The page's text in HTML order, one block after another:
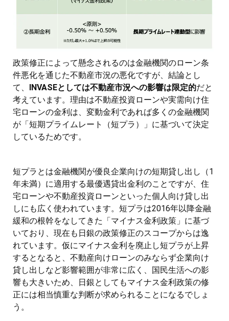
政策修正によって懸念されるのは金融機関のローン条
件悪化を通じた不動産市況の悪化ですが、結論とし
て、 INVASEとしては不動産市況への影響は限定的だと
考えています。理由は不動産投資ローンや実需向け住
宅ローンの金利は、変動金利であれば多くの金融機関
が「短期プライムレート（短プラ）」に基づいて決定
しているためです。
短プラとは金融機関が優良企業向けの短期貸し出し（1
年未満）に適用する最優遇貸出金利のことですが、住
宅ローンや不動産投資ローンといった個人向け貸し出
しにも広く使われています。短プラは2016年以降金融
緩和の根幹をなしてきた「マイナス金利政策」に基づ
いており、現在も日銀の政策修正のスコープからは逸
れています。仮にマイナス金利を廃止し短プラが上昇
するとなると、不動産向けローンのみならず企業向け
貸し出しなど影響範囲が非常に広く、国民生活への影
響も大きいため、日銀としてもマイナス金利政策の修
正には相当慎重な判断が求められることになるでしょ
う。